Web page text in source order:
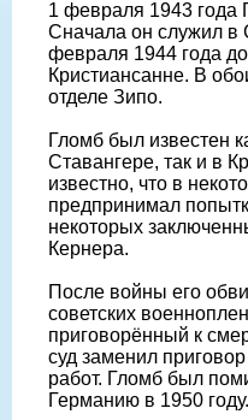
1 февраля 1943 года
Сначала он служил в
февраля 1944 года
Кристиансанне. В
отделе Зипо.
Гломб был известен
Ставангере, так и в
известно, что в
предпринимал
некоторых
Кернера.
После войны его
советских
приговорённый к
суд заменил
работ. Гломб был
Германию в 1950 году.